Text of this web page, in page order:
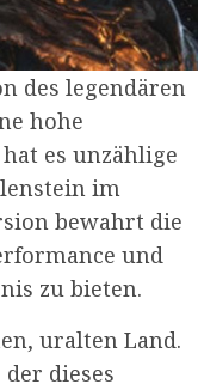
des legendären
hohe
es unzählige
im
bewahrt die
und
zu bieten.
uralten Land.
dieses